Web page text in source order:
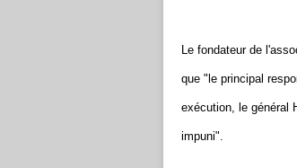
Le fondateur de
que "le principal
exécution, le général
impuni".